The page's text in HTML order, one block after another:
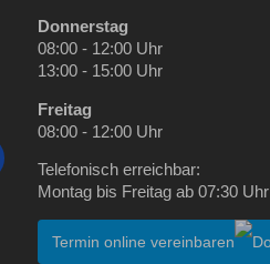
Donnerstag
08:00 - 12:00 Uhr
13:00 - 15:00 Uhr
Freitag
08:00 - 12:00 Uhr
Telefonisch erreichbar:
Montag bis Freitag ab 07:30 Uhr
Termin online vereinbaren